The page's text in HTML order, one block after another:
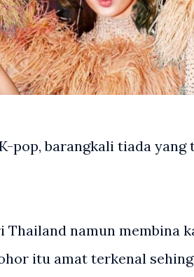
pop, barangkali tiada
Thailand namun membina
itu amat terkenal